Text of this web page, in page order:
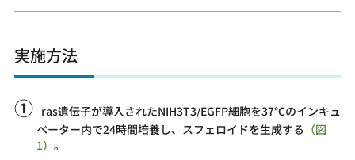
実施方法
① ras遺伝子が導入されたNIH3T3/EGFP細胞を37℃のインキュ
ベーター内で24時間培養し、スフェロイドを生成する （図
1） 。